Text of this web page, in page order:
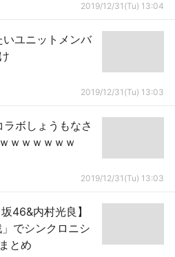
2019/12/31(Tu) 13:04
いユニットメンバ
2019/12/31(Tu) 13:03
ラボしょうもなさ
ｗｗｗｗｗｗ
2019/12/31(Tu) 13:03
46&内村光良】
でシンクロニシ
とめ